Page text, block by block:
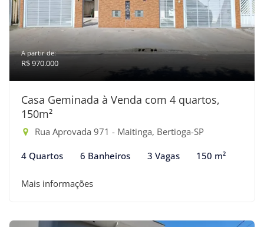
A partir de:
R$ 970.000
Casa Geminada à Venda com 4 quartos,
150m²
Rua Aprovada 971 - Maitinga, Bertioga-SP
4 Quartos 6 Banheiros 3 Vagas 150 m²
Mais informações